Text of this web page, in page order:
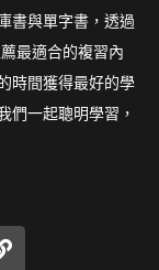
書與單字書，透過
最適合的複習內
時間獲得最好的學
們一起聰明學習，